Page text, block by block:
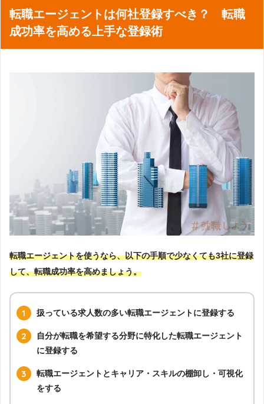
転職エージェントは何社登録すべき？ 転職
成功率を高める上手な登録術
転職エージェントを使うなら、以下の手順で少なくても3社に登録
して、転職成功率を高めましょう。
扱っている求人数の多い転職エージェントに登録する
自分が転職を希望する分野に特化した転職エージェント
に登録する
転職エージェントとキャリア・スキルの棚卸し・可視化
をする